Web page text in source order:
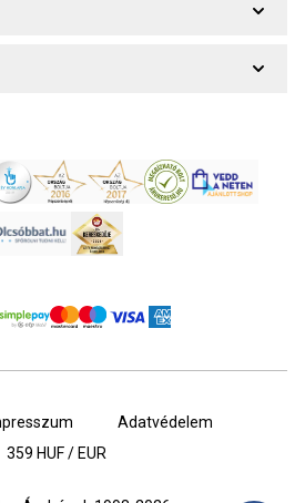
Adatvédelem
359 HUF / EUR